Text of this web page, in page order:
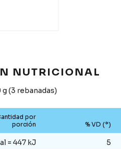
NUTRICIONAL
(3 rebanadas)
por
porción
% VD (*)
= 447 kJ 5